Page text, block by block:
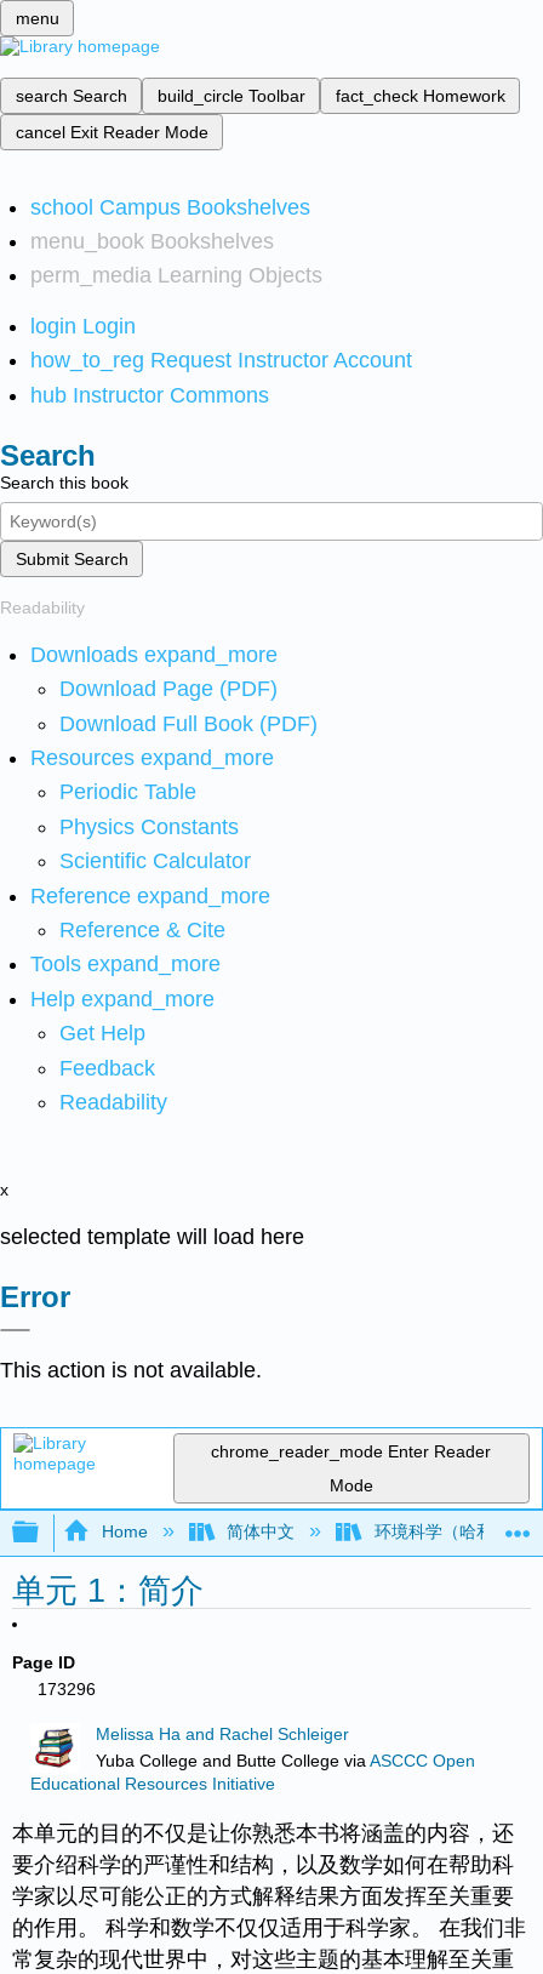
menu
search Search build_circle Toolbar fact_check Homework
cancel Exit Reader Mode
school Campus Bookshelves
menu_book Bookshelves
perm_media Learning Objects
login Login
how_to_reg Request Instructor Account
hub Instructor Commons
Search
Search this book
Submit Search
Readability
Downloads expand_more
Download Page (PDF)
Download Full Book (PDF)
Resources expand_more
Periodic Table
Physics Constants
Scientific Calculator
Reference expand_more
Reference & Cite
Tools expand_more
Help expand_more
Get Help
Feedback
Readability
x
selected template will load here
Error
This action is not available.
chrome_reader_mode Enter Reader
Mode
Expand/collapse global hierarchy
Home 简体中文 环境科学（哈和施莱
单元 1：简介
Page ID
173296
Melissa Ha and Rachel Schleiger
Yuba College and Butte College viaASCCC Open
Educational Resources Initiative
本单元的目的不仅是让你熟悉本书将涵盖的内容，还
要介绍科学的严谨性和结构，以及数学如何在帮助科
学家以尽可能公正的方式解释结果方面发挥至关重要
的作用。 科学和数学不仅仅适用于科学家。 在我们非
常复杂的现代世界中，对这些主题的基本理解至关重